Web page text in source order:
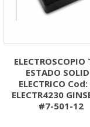
ESTADO
ELECTRICO Cod:
ELECTR4230
#7-501-12